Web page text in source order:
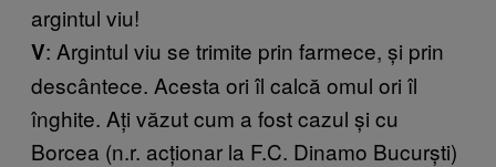
argintul viu!
V: Argintul viu se trimite prin farmece, și prin
descântece. Acesta ori îl calcă omul ori îl
înghite. Ați văzut cum a fost cazul și cu
Borcea (n.r. acționar la F.C. Dinamo Bucurști)